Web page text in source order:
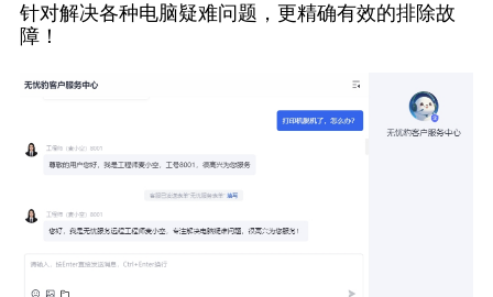
针对解决各种电脑疑难问题，更精确有效的排除故
障！